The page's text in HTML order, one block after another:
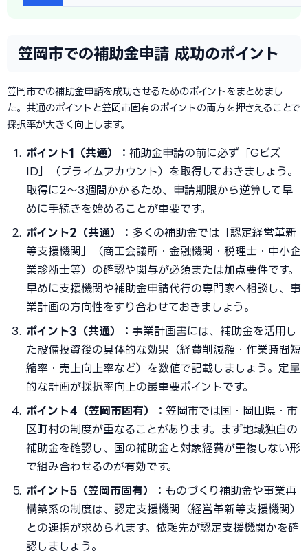
笠岡市での補助金申請 成功のポイント
笠岡市での補助金申請を成功させるためのポイントをまとめまし
た。共通のポイントと笠岡市固有のポイントの両方を押さえることで
採択率が大きく向上します。
ポイント1（共通）： 補助金申請の前に必ず「Gビズ
ID」（プライムアカウント）を取得しておきましょう。
取得に2〜3週間かかるため、申請期限から逆算して早
めに手続きを始めることが重要です。
ポイント2（共通）： 多くの補助金では「認定経営革新
等支援機関」（商工会議所・金融機関・税理士・中小企
業診断士等）の確認や関与が必須または加点要件です。
早めに支援機関や補助金申請代行の専門家へ相談し、事
業計画の方向性をすり合わせておきましょう。
ポイント3（共通）： 事業計画書には、補助金を活用し
た設備投資後の具体的な効果（経費削減額・作業時間短
縮率・売上向上率など）を数値で記載しましょう。定量
的な計画が採択率向上の最重要ポイントです。
ポイント4（笠岡市固有）： 笠岡市では国・岡山県・市
区町村の制度が重なることがあります。まず地域独自の
補助金を確認し、国の補助金と対象経費が重複しない形
で組み合わせるのが有効です。
ポイント5（笠岡市固有）： ものづくり補助金や事業再
構築系の制度は、認定支援機関（経営革新等支援機関）
との連携が求められます。依頼先が認定支援機関かを確
認しましょう。